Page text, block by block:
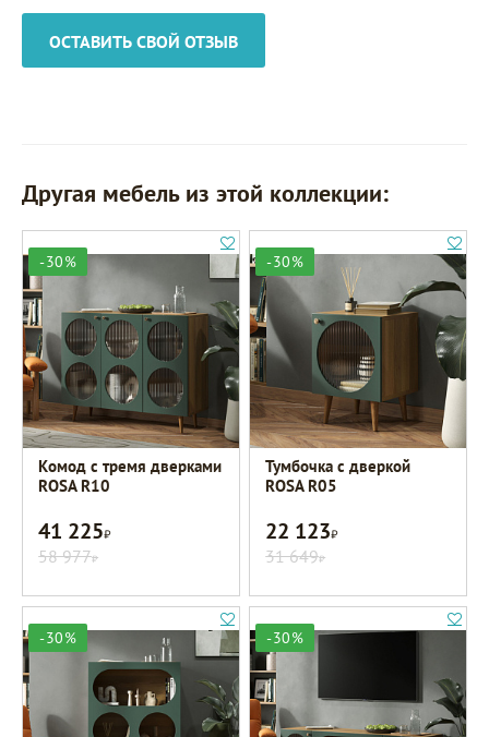
ОСТАВИТЬ СВОЙ ОТЗЫВ
Другая мебель из этой коллекции:
-30%
Комод с тремя дверками
ROSA R10
41 225Р
58 977Р
-30%
Тумбочка с дверкой
ROSA R05
22 123Р
31 649Р
-30% -30%